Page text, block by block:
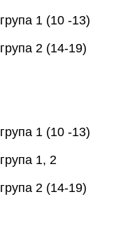
група 1 (10 -13)
група 2 (14-19)
група 1 (10 -13)
група 1, 2
група 2 (14-19)